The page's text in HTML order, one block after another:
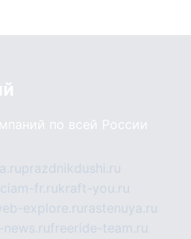
по всей России
prazdnikdushi.ru
ciam-fr.rukraft-you.ru
explore.ru rastenuya.ru
freeride-team.ru